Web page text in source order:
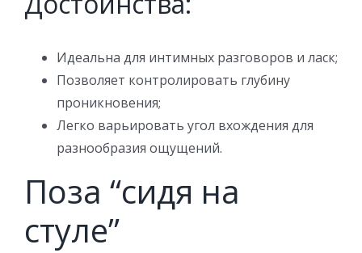
Идеальна для интимных разговоров и ласк;
Позволяет контролировать глубину
проникновения;
Легко варьировать угол вхождения для
разнообразия ощущений.
Поза “сидя на
стуле”